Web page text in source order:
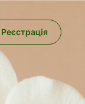
Реєстрація